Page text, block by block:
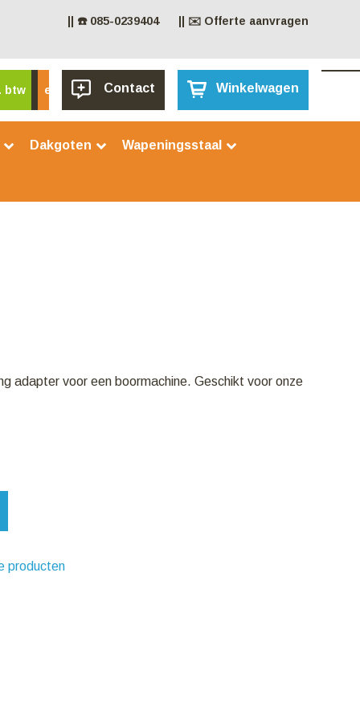
|| ☎️ 085-0239404 || ✉️ Offerte aanvragen
btw excl. btw Contact Winkelwagen
Dakgoten Wapeningsstaal
adapter voor een boormachine. Geschikt voor onze
producten